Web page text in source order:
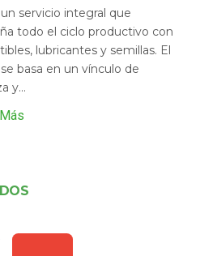
servicio integral que
todo el ciclo productivo con
lubricantes y semillas. El
basa en un vínculo de
y...